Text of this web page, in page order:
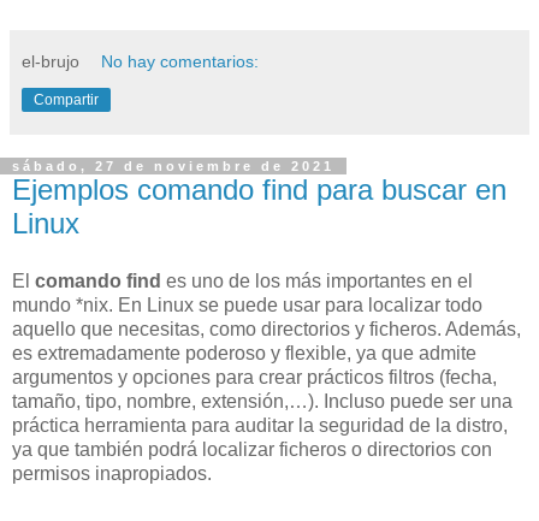
el-brujo No hay comentarios:
Compartir
sábado, 27 de noviembre de 2021
Ejemplos comando find para buscar en
Linux
El comando find es uno de los más importantes en el
mundo *nix. En Linux se puede usar para localizar todo
aquello que necesitas, como directorios y ficheros. Además,
es extremadamente poderoso y flexible, ya que admite
argumentos y opciones para crear prácticos filtros (fecha,
tamaño, tipo, nombre, extensión,…). Incluso puede ser una
práctica herramienta para auditar la seguridad de la distro,
ya que también podrá localizar ficheros o directorios con
permisos inapropiados.